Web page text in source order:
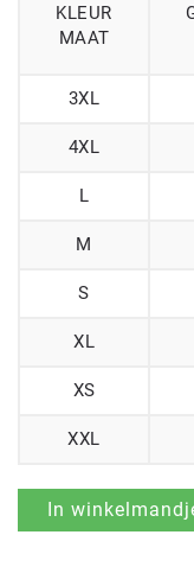
KLEUR
MAAT
3XL
4XL
L
M
S
XL
XS
XXL